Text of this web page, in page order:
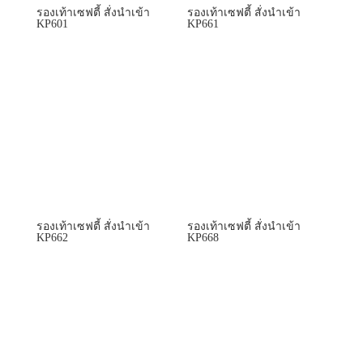
รองเท้าเซฟตี้ สั่งนำเข้า
KP601
รองเท้าเซฟตี้ สั่งนำเข้า
KP661
รองเท้าเซฟตี้ สั่งนำเข้า
KP662
รองเท้าเซฟตี้ สั่งนำเข้า
KP668